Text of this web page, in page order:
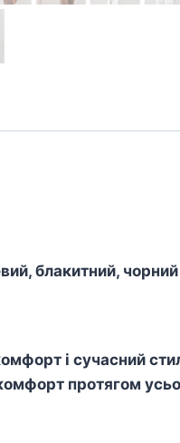
блакитний, чорний
і сучасний
протягом